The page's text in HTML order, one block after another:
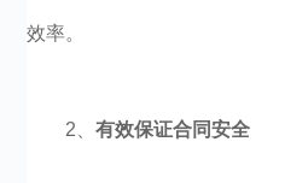
效率。
2、有效保证合同安全